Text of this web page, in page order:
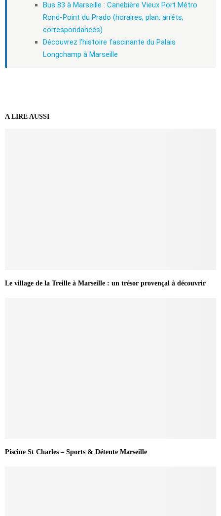
Bus 83 à Marseille : Canebière Vieux Port Métro
Rond-Point du Prado (horaires, plan, arrêts,
correspondances)
Découvrez l’histoire fascinante du Palais
Longchamp à Marseille
A LIRE AUSSI
Le village de la Treille à Marseille : un trésor provençal à découvrir
Piscine St Charles – Sports & Détente Marseille